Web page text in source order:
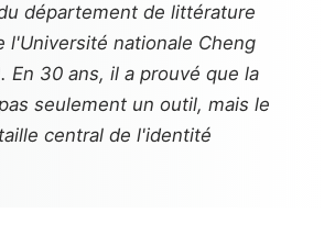
département de littérature
l'Université nationale Cheng
En 30 ans, il a prouvé que la
seulement un outil, mais le
central de l'identité